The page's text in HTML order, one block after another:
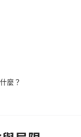
麼？